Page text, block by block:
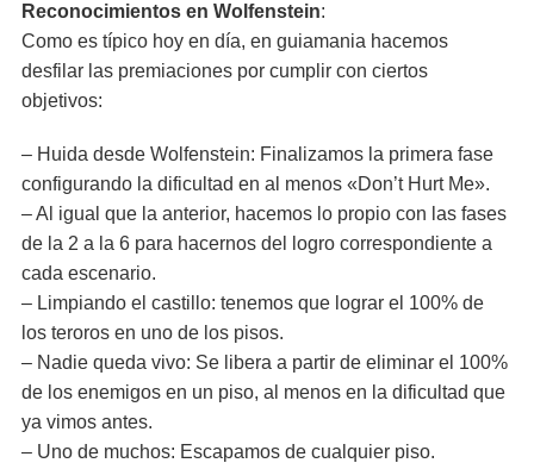
Reconocimientos en Wolfenstein:
Como es típico hoy en día, en guiamania hacemos
desfilar las premiaciones por cumplir con ciertos
objetivos:
– Huida desde Wolfenstein: Finalizamos la primera fase
configurando la dificultad en al menos «Don’t Hurt Me».
– Al igual que la anterior, hacemos lo propio con las fases
de la 2 a la 6 para hacernos del logro correspondiente a
cada escenario.
– Limpiando el castillo: tenemos que lograr el 100% de
los teroros en uno de los pisos.
– Nadie queda vivo: Se libera a partir de eliminar el 100%
de los enemigos en un piso, al menos en la dificultad que
ya vimos antes.
– Uno de muchos: Escapamos de cualquier piso.